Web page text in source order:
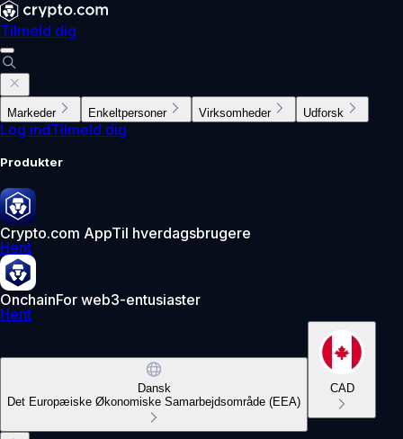
Tilmeld dig
Markeder Enkeltpersoner Virksomheder Udforsk
Log indTilmeld dig
Produkter
Crypto.com AppTil hverdagsbrugere
Hent
OnchainFor web3-entusiaster
Hent
Dansk
Det Europæiske Økonomiske Samarbejdsområde (EEA)
CAD